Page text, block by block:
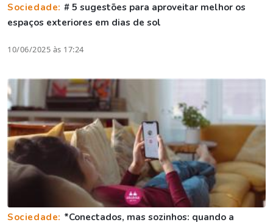
Sociedade: # 5 sugestões para aproveitar melhor os
espaços exteriores em dias de sol
10/06/2025 às 17:24
Sociedade: *Conectados, mas sozinhos: quando a